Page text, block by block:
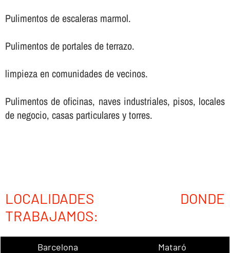
Pulimentos de escaleras marmol.
Pulimentos de portales de terrazo.
limpieza en comunidades de vecinos.
Pulimentos de oficinas, naves industriales, pisos, locales
de negocio, casas particulares y torres.
LOCALIDADES DONDE
TRABAJAMOS:
Barcelona
Mataró